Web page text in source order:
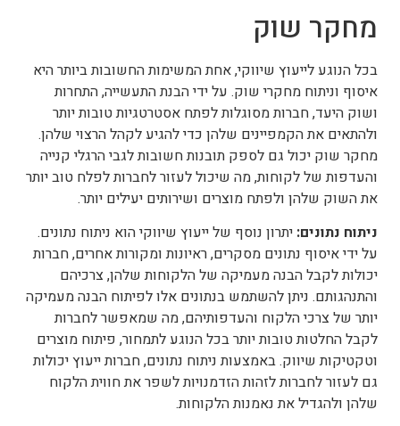
מחקר שוק
בכל הנוגע לייעוץ שיווקי, אחת המשימות החשובות ביותר היא
איסוף וניתוח מחקרי שוק. על ידי הבנת התעשייה, התחרות
ושוק היעד, חברות מסוגלות לפתח אסטרטגיות טובות יותר
ולהתאים את הקמפיינים שלהן כדי להגיע לקהל הרצוי שלהן.
מחקר שוק יכול גם לספק תובנות חשובות לגבי הרגלי קנייה
והעדפות של לקוחות, מה שיכול לעזור לחברות לפלח טוב יותר
את השוק שלהן ולפתח מוצרים ושירותים יעילים יותר.
ניתוח נתונים: יתרון נוסף של ייעוץ שיווקי הוא ניתוח נתונים.
על ידי איסוף נתונים מסקרים, ראיונות ומקורות אחרים, חברות
יכולות לקבל הבנה מעמיקה של הלקוחות שלהן, צרכיהם
והתנהגותם. ניתן להשתמש בנתונים אלו לפיתוח הבנה מעמיקה
יותר של צרכי הלקוח והעדפותיהם, מה שמאפשר לחברות
לקבל החלטות טובות יותר בכל הנוגע לתמחור, פיתוח מוצרים
וטקטיקות שיווק. באמצעות ניתוח נתונים, חברות ייעוץ יכולות
גם לעזור לחברות לזהות הזדמנויות לשפר את חווית הלקוח
שלהן ולהגדיל את נאמנות הלקוחות.